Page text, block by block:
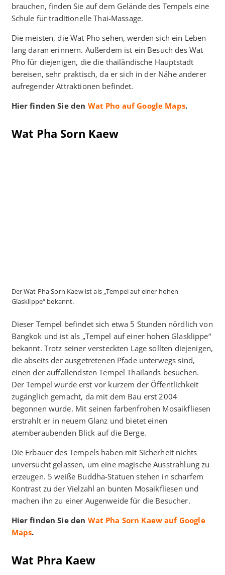
brauchen, finden Sie auf dem Gelände des Tempels eine
Schule für traditionelle Thai-Massage.
Die meisten, die Wat Pho sehen, werden sich ein Leben
lang daran erinnern. Außerdem ist ein Besuch des Wat
Pho für diejenigen, die die thailändische Hauptstadt
bereisen, sehr praktisch, da er sich in der Nähe anderer
aufregender Attraktionen befindet.
Hier finden Sie den Wat Pho auf Google Maps.
Wat Pha Sorn Kaew
Der Wat Pha Sorn Kaew ist als „Tempel auf einer hohen
Glasklippe“ bekannt.
Dieser Tempel befindet sich etwa 5 Stunden nördlich von
Bangkok und ist als „Tempel auf einer hohen Glasklippe“
bekannt. Trotz seiner versteckten Lage sollten diejenigen,
die abseits der ausgetretenen Pfade unterwegs sind,
einen der auffallendsten Tempel Thailands besuchen.
Der Tempel wurde erst vor kurzem der Öffentlichkeit
zugänglich gemacht, da mit dem Bau erst 2004
begonnen wurde. Mit seinen farbenfrohen Mosaikfliesen
erstrahlt er in neuem Glanz und bietet einen
atemberaubenden Blick auf die Berge.
Die Erbauer des Tempels haben mit Sicherheit nichts
unversucht gelassen, um eine magische Ausstrahlung zu
erzeugen. 5 weiße Buddha-Statuen stehen in scharfem
Kontrast zu der Vielzahl an bunten Mosaikfliesen und
machen ihn zu einer Augenweide für die Besucher.
Hier finden Sie den Wat Pha Sorn Kaew auf Google
Maps.
Wat Phra Kaew